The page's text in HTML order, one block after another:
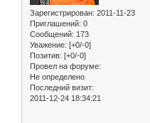
Зарегистрирован: 2011-11-23
Приглашений: 0
Сообщений: 173
Уважение: [+0/-0]
Позитив: [+0/-0]
Провел на форуме:
Не определено
Последний визит:
2011-12-24 18:34:21